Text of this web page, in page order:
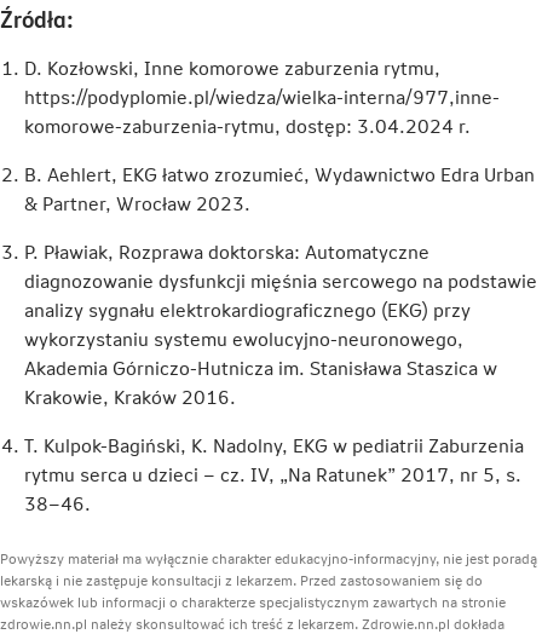
nowej
karcie
Źródła:
D. Kozłowski, Inne komorowe zaburzenia rytmu,
https://podyplomie.pl/wiedza/wielka-interna/977,inne-
komorowe-zaburzenia-rytmu, dostęp: 3.04.2024 r.
B. Aehlert, EKG łatwo zrozumieć, Wydawnictwo Edra Urban
& Partner, Wrocław 2023.
P. Pławiak, Rozprawa doktorska: Automatyczne
diagnozowanie dysfunkcji mięśnia sercowego na podstawie
analizy sygnału elektrokardiograficznego (EKG) przy
wykorzystaniu systemu ewolucyjno-neuronowego,
Akademia Górniczo-Hutnicza im. Stanisława Staszica w
Krakowie, Kraków 2016.
T. Kulpok-Bagiński, K. Nadolny, EKG w pediatrii Zaburzenia
rytmu serca u dzieci – cz. IV, „Na Ratunek” 2017, nr 5, s.
38–46.
Powyższy materiał ma wyłącznie charakter edukacyjno-informacyjny, nie jest poradą
lekarską i nie zastępuje konsultacji z lekarzem. Przed zastosowaniem się do
wskazówek lub informacji o charakterze specjalistycznym zawartych na stronie
zdrowie.nn.pl należy skonsultować ich treść z lekarzem. Zdrowie.nn.pl dokłada